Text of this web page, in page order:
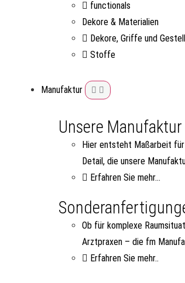
functionals
Dekore & Materialien
Dekore, Griffe und
Stoffe
Manufaktur
Unsere Manufaktur
Hier entsteht Maßarbeit für
Detail, die unsere
Erfahren Sie mehr...
Ob für komplexe
Arztpraxen – die fm
Erfahren Sie mehr..